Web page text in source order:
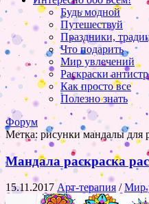
Будь модной
Путешествуй
Праздники,
Что подарить
Мир увлечений
Раскраски
Как просто все
Полезно знать
Форум
Метка: рисунки мандалы для
Мандала раскраска
15.11.2017 Арт-терапия /Мир